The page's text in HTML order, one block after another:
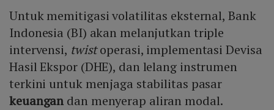
Untuk memitigasi volatilitas eksternal, Bank
Indonesia (BI) akan melanjutkan triple
intervensi, twistoperasi, implementasi Devisa
Hasil Ekspor (DHE), dan lelang instrumen
terkini untuk menjaga stabilitas pasar
keuangan dan menyerap aliran modal.